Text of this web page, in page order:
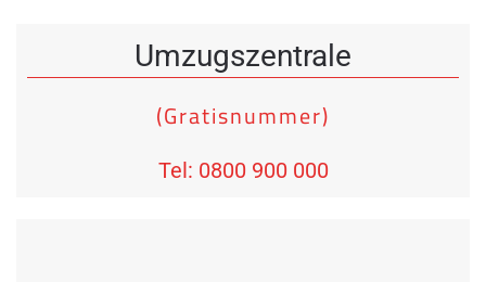
Umzugszentrale
(Gratisnummer)
Tel: 0800 900 000